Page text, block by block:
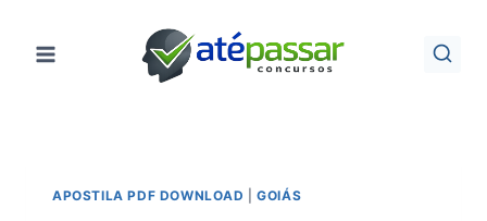
para
APOSTILA PDF DOWNLOAD |GOIÁS